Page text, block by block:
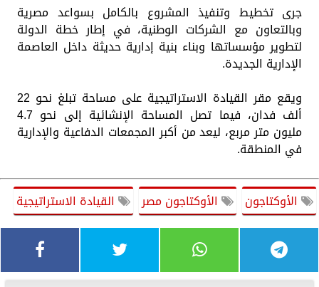
جرى تخطيط وتنفيذ المشروع بالكامل بسواعد مصرية
وبالتعاون مع الشركات الوطنية، في إطار خطة الدولة
لتطوير مؤسساتها وبناء بنية إدارية حديثة داخل العاصمة
الإدارية الجديدة.
ويقع مقر القيادة الاستراتيجية على مساحة تبلغ نحو 22
ألف فدان، فيما تصل المساحة الإنشائية إلى نحو 4.7
مليون متر مربع، ليعد من أكبر المجمعات الدفاعية والإدارية
في المنطقة.
الأوكتاجون الأوكتاجون مصر القيادة الاستراتيجية